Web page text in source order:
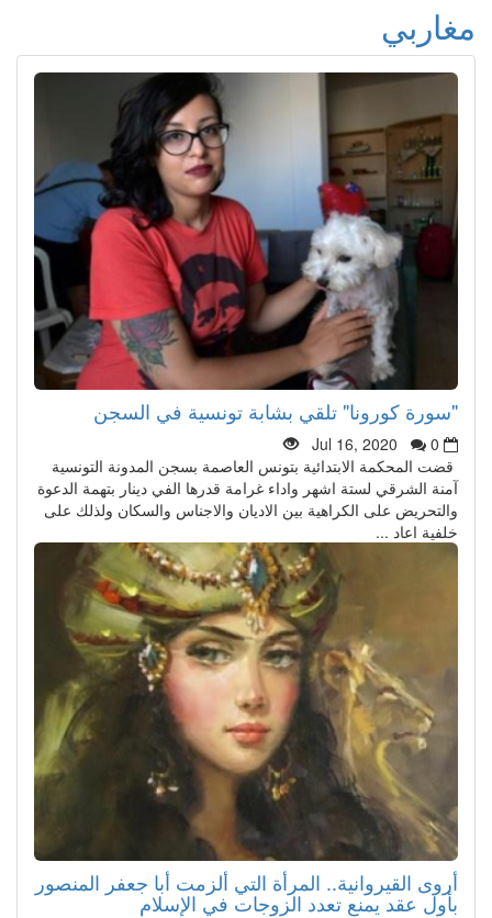
مغاربي
"سورة كورونا" تلقي بشابة تونسية في السجن
Jul 16, 2020
0
قضت المحكمة الابتدائية بتونس العاصمة بسجن المدونة التونسية
آمنة الشرقي لستة اشهر واداء غرامة قدرها الفي دينار بتهمة الدعوة
والتحريض على الكراهية بين الاديان والاجناس والسكان ولذلك على
خلفية اعاد ...
أروى القيروانية.. المرأة التي ألزمت أبا جعفر المنصور
بأول عقد يمنع تعدد الزوجات في الإسلام